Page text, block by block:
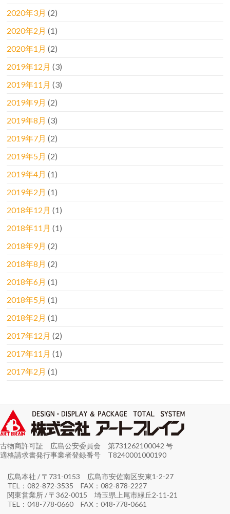
2020年3月 (2)
2020年2月 (1)
2020年1月 (2)
2019年12月 (3)
2019年11月 (3)
2019年9月 (2)
2019年8月 (3)
2019年7月 (2)
2019年5月 (2)
2019年4月 (1)
2019年2月 (1)
2018年12月 (1)
2018年11月 (1)
2018年9月 (2)
2018年8月 (2)
2018年6月 (1)
2018年5月 (1)
2018年2月 (1)
2017年12月 (2)
2017年11月 (1)
2017年2月 (1)
古物商許可証 広島公安委員会 第731262100042 号
適格請求書発行事業者登録番号 T8240001000190
広島本社 / 〒731-0153 広島市安佐南区安東1-2-27
TEL：082-872-3535 FAX：082-878-2227
関東営業所 / 〒362-0015 埼玉県上尾市緑丘2-11-21
TEL：048-778-0660 FAX：048-778-0661